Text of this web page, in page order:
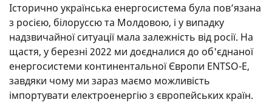
Історично українська енергосистема була пов’язана
з росією, білоруссю та Молдовою, і у випадку
надзвичайної ситуації мала залежність від росії. На
щастя, у березні 2022 ми доєдналися до об'єднаної
енергосистеми континентальної Європи ENTSO-E,
завдяки чому ми зараз маємо можливість
імпортувати електроенергію з європейських країн.